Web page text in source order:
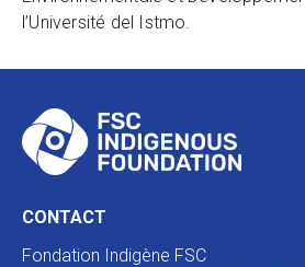
l’Université del Istmo.
CONTACT
Fondation Indigène FSC